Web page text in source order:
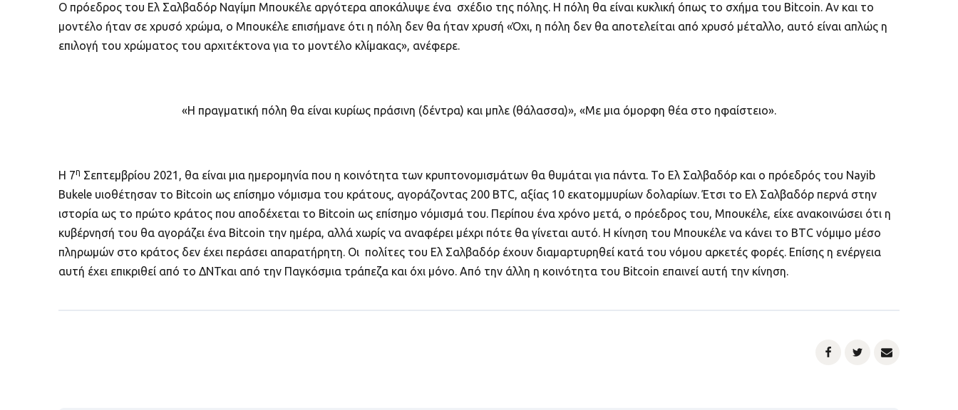
Ο πρόεδρος του Ελ Σαλβαδόρ Ναγίμπ Μπουκέλε αργότερα αποκάλυψε ένα σχέδιο της πόλης. Η πόλη θα είναι κυκλική όπως το σχήμα του Bitcoin. Αν και το
μοντέλο ήταν σε χρυσό χρώμα, ο Μπουκέλε επισήμανε ότι η πόλη δεν θα ήταν χρυσή «Όχι, η πόλη δεν θα αποτελείται από χρυσό μέταλλο, αυτό είναι απλώς η
επιλογή του χρώματος του αρχιτέκτονα για το μοντέλο κλίμακας», ανέφερε.
«Η πραγματική πόλη θα είναι κυρίως πράσινη (δέντρα) και μπλε (θάλασσα)», «Με μια όμορφη θέα στο ηφαίστειο».
Η 7η Σεπτεμβρίου 2021, θα είναι μια ημερομηνία που η κοινότητα των κρυπτονομισμάτων θα θυμάται για πάντα. Το Ελ Σαλβαδόρ και ο πρόεδρός του Nayib
Bukele υιοθέτησαν το Bitcoin ως επίσημο νόμισμα του κράτους, αγοράζοντας 200 BTC, αξίας 10 εκατομμυρίων δολαρίων. Έτσι το Ελ Σαλβαδόρ περνά στην
ιστορία ως το πρώτο κράτος που αποδέχεται το Bitcoin ως επίσημο νόμισμά του. Περίπου ένα χρόνο μετά, ο πρόεδρος του, Μπουκέλε, είχε ανακοινώσει ότι η
κυβέρνησή του θα αγοράζει ένα Bitcoin την ημέρα, αλλά χωρίς να αναφέρει μέχρι πότε θα γίνεται αυτό. Η κίνηση του Μπουκέλε να κάνει το BTC νόμιμο μέσο
πληρωμών στο κράτος δεν έχει περάσει απαρατήρητη. Οι πολίτες του Ελ Σαλβαδόρ έχουν διαμαρτυρηθεί κατά του νόμου αρκετές φορές. Επίσης η ενέργεια
αυτή έχει επικριθεί από το ΔΝΤκαι από την Παγκόσμια τράπεζα και όχι μόνο. Από την άλλη η κοινότητα του Bitcoin επαινεί αυτή την κίνηση.